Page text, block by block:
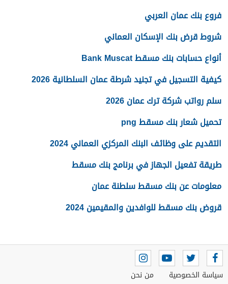
فروع بنك عمان العربي
شروط قرض بنك الإسكان العماني
أنواع حسابات بنك مسقط Bank Muscat
كيفية التسجيل في تجنيد شرطة عمان السلطانية 2026
سلم رواتب شركة ترك عمان 2026
تحميل شعار بنك مسقط png
التقديم على وظائف البنك المركزي العماني 2024
طريقة تفعيل الجهاز في برنامج بنك مسقط
معلومات عن بنك مسقط سلطنة عمان
قروض بنك مسقط للوافدين والمقيمين 2024
سياسة الخصوصية
من نحن